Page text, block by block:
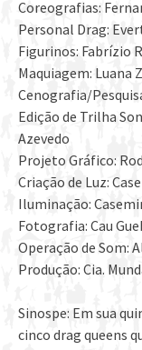
Coreografias:
Personal Drag:
Figurinos: Fabrízio
Maquiagem: Luana
Cenografia/
Edição de Trilha
Azevedo
Projeto Gráfico:
Criação de Luz:
Iluminação:
Fotografia: Cau
Operação de Som:
Produção: Cia.
Sinospe: Em sua
cinco drag queens